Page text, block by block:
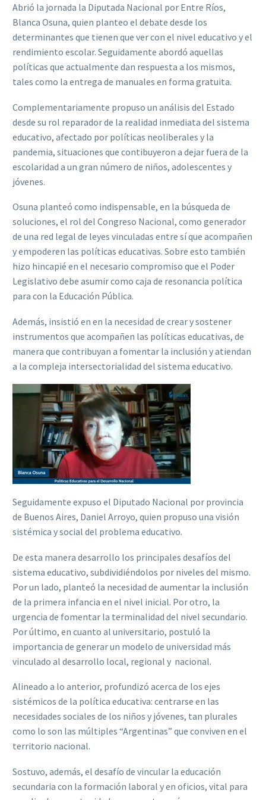
Abrió la jornada la Diputada Nacional por Entre Ríos,
Blanca Osuna, quien planteo el debate desde los
determinantes que tienen que ver con el nivel educativo y el
rendimiento escolar. Seguidamente abordó aquellas
políticas que actualmente dan respuesta a los mismos,
tales como la entrega de manuales en forma gratuita.
Complementariamente propuso un análisis del Estado
desde su rol reparador de la realidad inmediata del sistema
educativo, afectado por políticas neoliberales y la
pandemia, situaciones que contibuyeron a dejar fuera de la
escolaridad a un gran número de niños, adolescentes y
jóvenes.
Osuna planteó como indispensable, en la búsqueda de
soluciones, el rol del Congreso Nacional, como generador
de una red legal de leyes vinculadas entre sí que acompañen
y empoderen las políticas educativas. Sobre esto también
hizo hincapié en el necesario compromiso que el Poder
Legislativo debe asumir como caja de resonancia política
para con la Educación Pública.
Además, insistió en en la necesidad de crear y sostener
instrumentos que acompañen las políticas educativas, de
manera que contribuyan a fomentar la inclusión y atiendan
a la compleja intersectorialidad del sistema educativo.
Seguidamente expuso el Diputado Nacional por provincia
de Buenos Aires, Daniel Arroyo, quien propuso una visión
sistémica y social del problema educativo.
De esta manera desarrollo los principales desafíos del
sistema educativo, subdividiéndolos por niveles del mismo.
Por un lado, planteó la necesidad de aumentar la inclusión
de la primera infancia en el nivel inicial. Por otro, la
urgencia de fomentar la terminalidad del nivel secundario.
Por último, en cuanto al universitario, postuló la
importancia de generar un modelo de universidad más
vinculado al desarrollo local, regional y nacional.
Alineado a lo anterior, profundizó acerca de los ejes
sistémicos de la política educativa: centrarse en las
necesidades sociales de los niños y jóvenes, tan plurales
como lo son las múltiples “Argentinas” que conviven en el
territorio nacional.
Sostuvo, además, el desafío de vincular la educación
secundaria con la formación laboral y en oficios, vital para